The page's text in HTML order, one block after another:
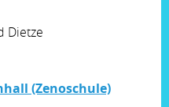
(Zenoschule)